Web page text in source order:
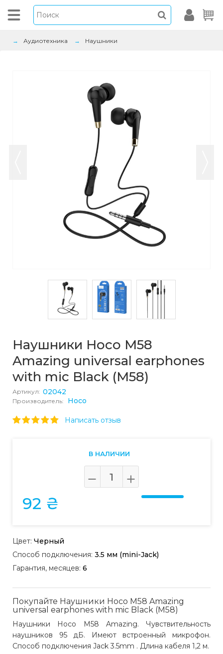
Аудиотехника Наушники
Наушники Hoco M58
Amazing universal earphones
with mic Black (M58)
Артикул: 02042
Производитель: Hoco
Написать отзыв
В НАЛИЧИИ
92 ₴
Цвет: Черный
Способ подключения: 3.5 мм (mini-Jack)
Гарантия, месяцев: 6
Покупайте Наушники Hoco M58 Amazing
universal earphones with mic Black (M58)
Наушники Hoco M58 Amazing. Чувствительность
наушников 95 дБ. Имеют встроенный микрофон.
Способ подключения Jack 3.5mm . Длина кабеля 1,2 м.